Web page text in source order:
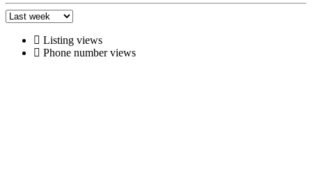
Listing views
Phone number views